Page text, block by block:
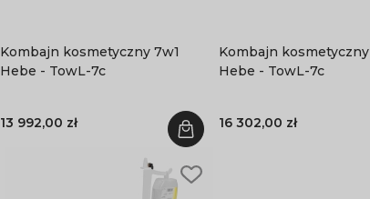
Kombajn kosmetyczny 7w1
Hebe - TowL-7c
13 992,00 zł
Kombajn kosmetyczny 7w1
Hebe - TowL-7c
16 302,00 zł